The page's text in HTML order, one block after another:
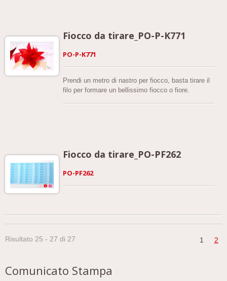
Fiocco da tirare_PO-P-K771
PO-P-K771
Prendi un metro di nastro per fiocco, basta tirare il
filo per formare un bellissimo fiocco o fiore.
Fiocco da tirare_PO-PF262
PO-PF262
Risultato 25 - 27 di 27 1 2
Comunicato Stampa